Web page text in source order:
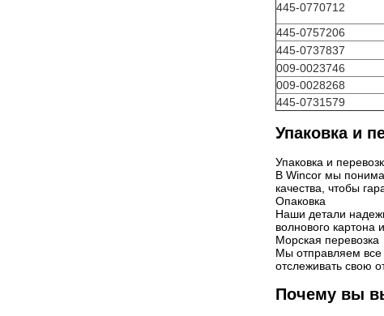
445-0770712
445-0757206
445-0737837
009-0023746
009-0028268
445-0731579
Упаковка и
Упаковка и
В Wincor мы
качества, чтобы
Опаковка
Наши детали
волнового картона
Морская перевозка
Мы отправляем все
отслеживать свою
Почему вы